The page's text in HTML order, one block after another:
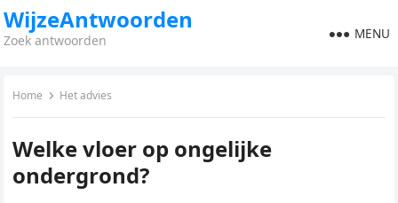
WijzeAntwoorden
Zoek antwoorden MENU
Home Het advies
Welke vloer op ongelijke
ondergrond?